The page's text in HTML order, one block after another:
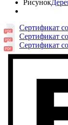
Рисунок
Сертификат
Сертификат
Сертификат